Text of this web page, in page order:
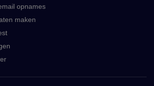
opnames
maken